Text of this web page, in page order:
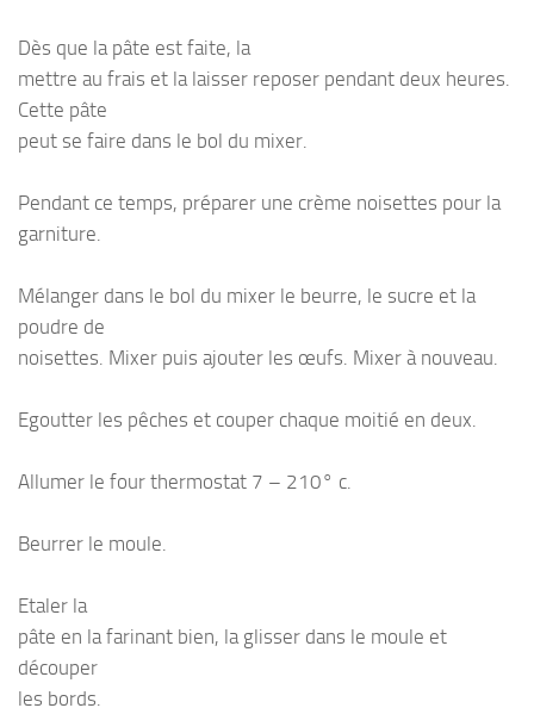
Dès que la pâte est faite, la
mettre au frais et la laisser reposer pendant deux heures.
Cette pâte
peut se faire dans le bol du mixer.
Pendant ce temps, préparer une crème noisettes pour la
garniture.
Mélanger dans le bol du mixer le beurre, le sucre et la
poudre de
noisettes. Mixer puis ajouter les œufs. Mixer à nouveau.
Egoutter les pêches et couper chaque moitié en deux.
Allumer le four thermostat 7 – 210° c.
Beurrer le moule.
Etaler la
pâte en la farinant bien, la glisser dans le moule et
découper
les bords.